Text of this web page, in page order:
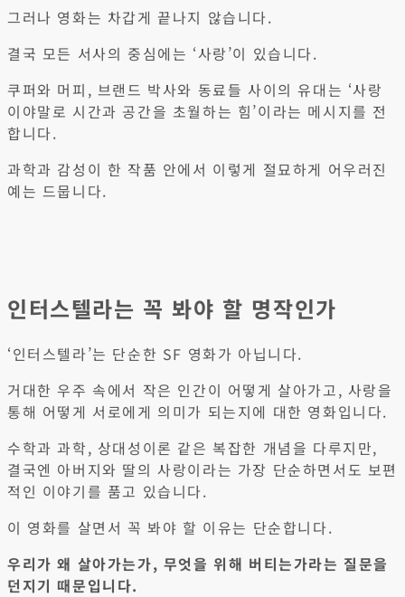
그러나 영화는 차갑게 끝나지 않습니다.
결국 모든 서사의 중심에는 ‘사랑’이 있습니다.
쿠퍼와 머피, 브랜드 박사와 동료들 사이의 유대는 ‘사랑
이야말로 시간과 공간을 초월하는 힘’이라는 메시지를 전
합니다.
과학과 감성이 한 작품 안에서 이렇게 절묘하게 어우러진
예는 드뭅니다.
인터스텔라는 꼭 봐야 할 명작인가
‘인터스텔라’는 단순한 SF 영화가 아닙니다.
거대한 우주 속에서 작은 인간이 어떻게 살아가고, 사랑을
통해 어떻게 서로에게 의미가 되는지에 대한 영화입니다.
수학과 과학, 상대성이론 같은 복잡한 개념을 다루지만,
결국엔 아버지와 딸의 사랑이라는 가장 단순하면서도 보편
적인 이야기를 품고 있습니다.
이 영화를 살면서 꼭 봐야 할 이유는 단순합니다.
우리가 왜 살아가는가, 무엇을 위해 버티는가라는 질문을
던지기 때문입니다.